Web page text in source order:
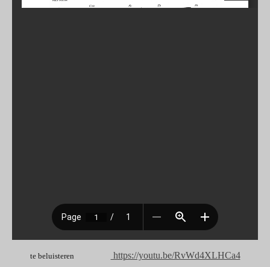
te beluisteren https://youtu.be/RvWd4XLHCa4